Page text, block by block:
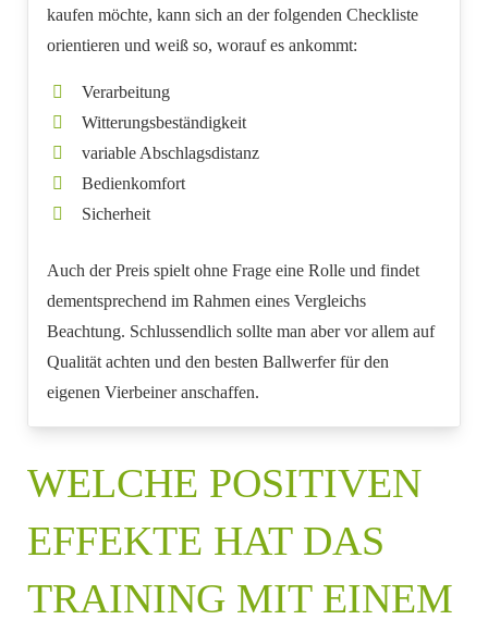
kaufen möchte, kann sich an der folgenden Checkliste
orientieren und weiß so, worauf es ankommt:
Verarbeitung
Witterungsbeständigkeit
variable Abschlagsdistanz
Bedienkomfort
Sicherheit
Auch der Preis spielt ohne Frage eine Rolle und findet
dementsprechend im Rahmen eines Vergleichs
Beachtung. Schlussendlich sollte man aber vor allem auf
Qualität achten und den besten Ballwerfer für den
eigenen Vierbeiner anschaffen.
WELCHE POSITIVEN
EFFEKTE HAT DAS
TRAINING MIT EINEM